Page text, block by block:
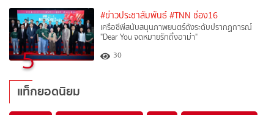
5
#ข่าวประชาสัมพันธ์ #TNN ช่อง16
เครือซีพีสนับสนุนภาพยนตร์ดังระดับปรากฏการณ์
"Dear You จดหมายรักถึงอาม่า"
30
แท็กยอดนิยม